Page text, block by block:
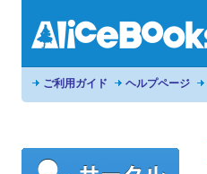
ご利用ガイド ヘルプページ